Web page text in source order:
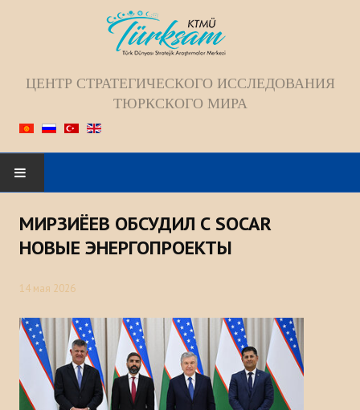
ЦЕНТР СТРАТЕГИЧЕСКОГО ИССЛЕДОВАНИЯ
ТЮРКСКОГО МИРА
ГЛАВНАЯ
О НАС
Коллектив
Видение; Миссия; Цель
История
МИРЗИЁЕВ ОБСУДИЛ С SOCAR
НОВЫЕ ЭНЕРГОПРОЕКТЫ
14 мая 2026